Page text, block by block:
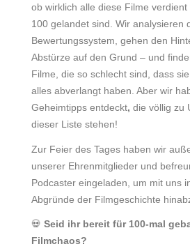
ob wirklich alle diese Filme verdient
100 gelandet sind. Wir analysieren
Bewertungssystem, gehen den
Abstürze auf den Grund – und
Filme, die so schlecht sind, dass
alles abverlangt haben. Aber wir
Geheimtipps entdeckt, die völlig zu
dieser Liste stehen!
Zur Feier des Tages haben wir
unserer Ehrenmitglieder und
Podcaster eingeladen, um mit uns
Abgründe der Filmgeschichte
💀 Seid ihr bereit für 100-mal
Filmchaos?